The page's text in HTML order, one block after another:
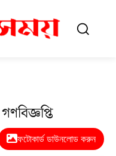
ফটোকার্ড ডাউনলোড করুন